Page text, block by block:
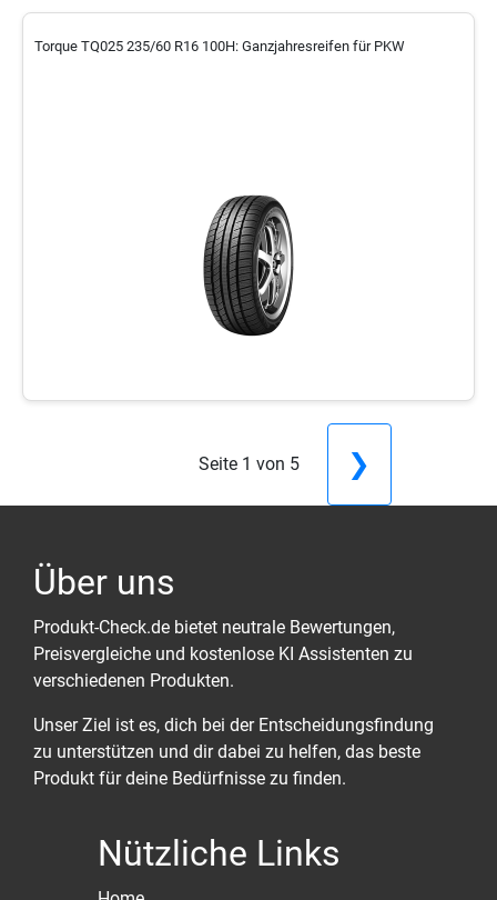
Torque TQ025 235/60 R16 100H: Ganzjahresreifen für PKW
Seite 1 von 5 ❯
Über uns
Produkt-Check.de bietet neutrale Bewertungen,
Preisvergleiche und kostenlose KI Assistenten zu
verschiedenen Produkten.
Unser Ziel ist es, dich bei der Entscheidungsfindung
zu unterstützen und dir dabei zu helfen, das beste
Produkt für deine Bedürfnisse zu finden.
Nützliche Links